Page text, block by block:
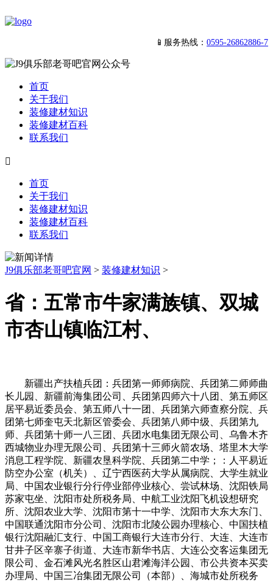
📱服务热线： 0595-26862886-7
首页
关于我们
装修建材知识
装修建材百科
联系我们

首页
关于我们
装修建材知识
装修建材百科
联系我们
J9俱乐部老哥吧官网 > 装修建材知识 >
省：五常市牛家满族镇、双城
市杏山镇临江村、
新疆出产扶植兵团：兵团第一师师病院、兵团第二师师曲
长儿园、新疆前海集团公司、兵团第四师六十八团、第五师区
居平易近委员会、第五师八十一团、兵团第六师查察分院、兵
团第七师奎屯天北新区管委会、兵团第八师中级、兵团第九
师、兵团第十师一八三团、兵团水电集团无限公司、乌鲁木齐
西城物业办理无限公司、兵团第十三师火箭农场、塔里木大学
消息工程学院、新疆农垦科学院、兵团第二中学；：人平易近
防空办公室（机关）、辽宁西医药大学从属病院、大学生就业
局、中国农业银行分行停业部停业核心、尝试林场、沈阳铁局
苏家屯坐、沈阳市处所税务局、中航工业沈阳飞机设想研究
所、沈阳农业大学、沈阳市第十一中学、沈阳市大东大东门、
中国联通沈阳市分公司、沈阳市北陵公园办理核心、中国扶植
银行沈阳融汇支行、中国工商银行大连市分行、大连、大连市
甘井子区辛寨子街道、大连市新华书店、大连公交客运集团无
限公司、金石滩风光名胜区山君滩海洋公园、市公共资本买卖
办理局、中国三冶集团无限公司（本部）、海城市处所税务